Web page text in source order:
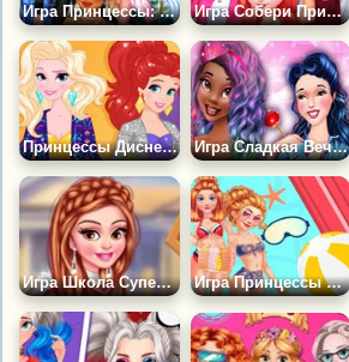
Игра Принцессы: День в Торговом Центре Игра Собери Принцесс на Вечеринку
Принцессы Диснея: Вечеринка Игра Сладкая Вечеринка с Принцессами
Игра Школа Супергероев Игра Принцессы Диснея в Аквапарке